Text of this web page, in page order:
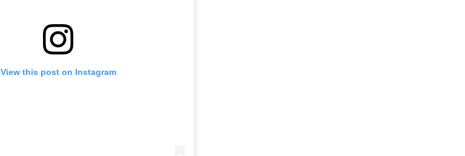
View this post on Instagram